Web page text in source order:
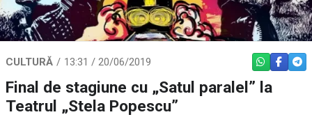
CULTURĂ 13:31 / 20/06/2019 WHATSAPP
Final de stagiune cu „Satul paralel” la
Teatrul „Stela Popescu”